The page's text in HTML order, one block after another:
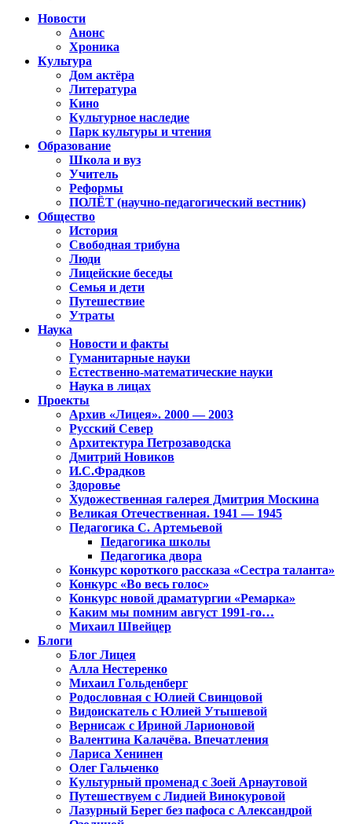
Новости
Анонс
Хроника
Культура
Дом актёра
Литература
Кино
Культурное наследие
Парк культуры и чтения
Образование
Школа и вуз
Учитель
Реформы
ПОЛЁТ (научно-педагогический вестник)
Общество
История
Свободная трибуна
Люди
Лицейские беседы
Семья и дети
Путешествие
Утраты
Наука
Новости и факты
Гуманитарные науки
Естественно-математические науки
Наука в лицах
Проекты
Архив «Лицея». 2000 — 2003
Русский Север
Архитектура Петрозаводска
Дмитрий Новиков
И.С.Фрадков
Здоровье
Художественная галерея Дмитрия Москина
Великая Отечественная. 1941 — 1945
Педагогика С. Артемьевой
Педагогика школы
Педагогика двора
Конкурс короткого рассказа «Сестра таланта»
Конкурс «Во весь голос»
Конкурс новой драматургии «Ремарка»
Каким мы помним август 1991-го…
Михаил Швейцер
Блоги
Блог Лицея
Алла Нестеренко
Михаил Гольденберг
Родословная с Юлией Свинцовой
Видоискатель с Юлией Утышевой
Вернисаж с Ириной Ларионовой
Валентина Калачёва. Впечатления
Лариса Хенинен
Олег Гальченко
Культурный променад с Зоей Арнаутовой
Путешествуем с Лидией Винокуровой
Лазурный Берег без пафоса с Александрой